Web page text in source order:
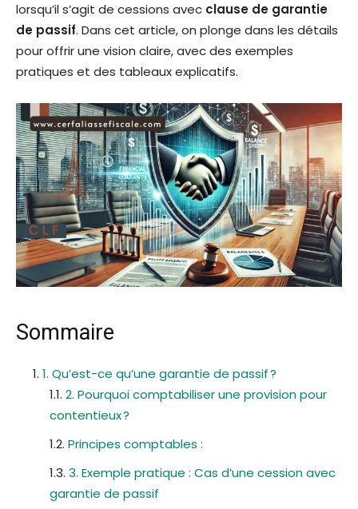
lorsqu’il s’agit de cessions avec clause de garantie
de passif. Dans cet article, on plonge dans les détails
pour offrir une vision claire, avec des exemples
pratiques et des tableaux explicatifs.
Sommaire
1. Qu’est-ce qu’une garantie de passif ?
2. Pourquoi comptabiliser une provision pour
contentieux ?
Principes comptables :
3. Exemple pratique : Cas d’une cession avec
garantie de passif